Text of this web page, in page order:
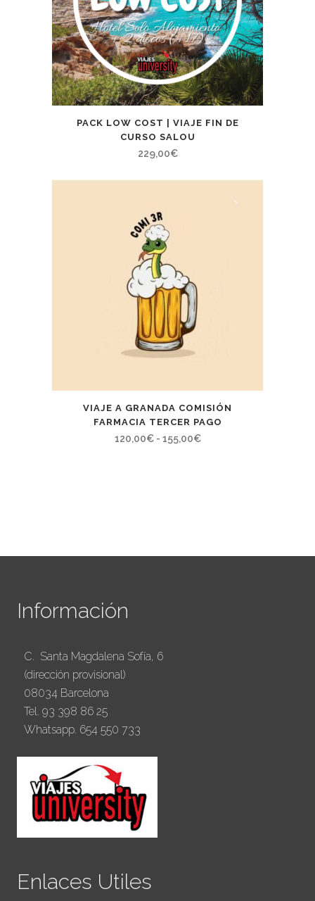
PACK LOW COST | VIAJE FIN DE
CURSO SALOU
229,00€
VIAJE A GRANADA COMISIÓN
FARMACIA TERCER PAGO
120,00€ - 155,00€Rango
Información
C. Santa Magdalena Sofía, 6
(dirección provisional)
08034 Barcelona
Tel. 93 398 86 25
Whatsapp. 654 550 733
Enlaces Utiles